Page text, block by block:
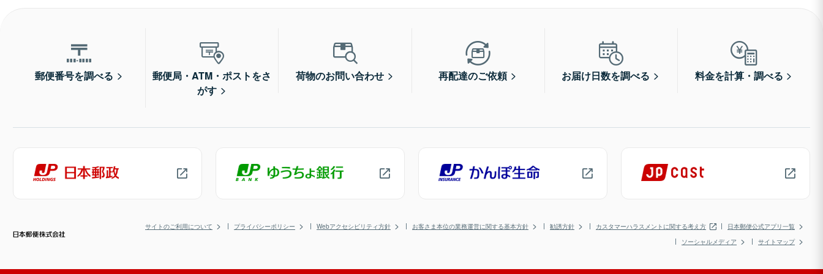
郵便番号を調べる
郵便局・ATM・ポストをさ
がす
荷物のお問い合わせ 再配達のご依頼 お届け日数を調べる 料金を計算・調べる
サイトのご利用について プライバシーポリシー Webアクセシビリティ方針 お客さま本位の業務運営に関する基本方針 勧誘方針 カスタマーハラスメントに関する考え方
日本郵便公式アプリ一覧
ソーシャルメディア
サイトマップ